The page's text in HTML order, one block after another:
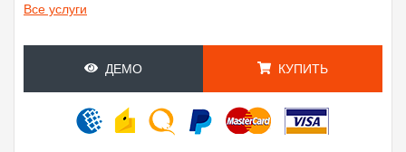
Все услуги
ДЕМО КУПИТЬ